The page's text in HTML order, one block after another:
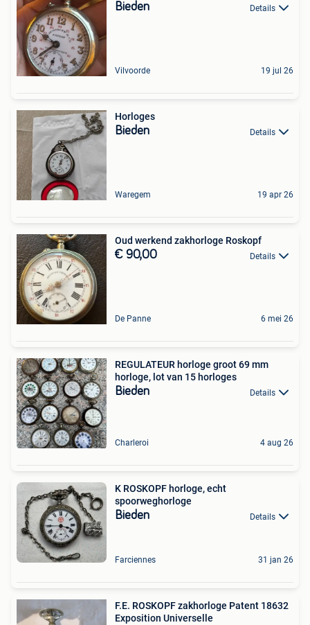
Bieden Details
Vilvoorde 19 jul 26
Horloges
Bieden Details
Waregem 19 apr 26
Oud werkend zakhorloge Roskopf
€ 90,00 Details
De Panne 6 mei 26
REGULATEUR horloge groot 69 mm
horloge, lot van 15 horloges
Bieden Details
Charleroi 4 aug 26
K ROSKOPF horloge, echt
spoorweghorloge
Bieden Details
Farciennes 31 jan 26
F.E. ROSKOPF zakhorloge Patent 18632
Exposition Universelle